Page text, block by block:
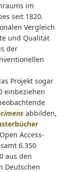
im
seit 1820.
Vergleich
und Qualität
der
Projekt sogar
einbeziehen
abbilden,
Access-
6.350
aus den
Deutschen